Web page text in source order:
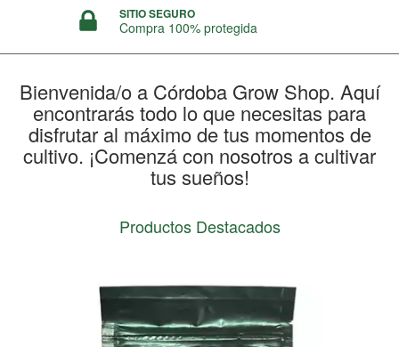
SITIO SEGURO
Compra 100% protegida
Bienvenida/o a Córdoba Grow Shop. Aquí
encontrarás todo lo que necesitas para
disfrutar al máximo de tus momentos de
cultivo. ¡Comenzá con nosotros a cultivar
tus sueños!
Productos Destacados